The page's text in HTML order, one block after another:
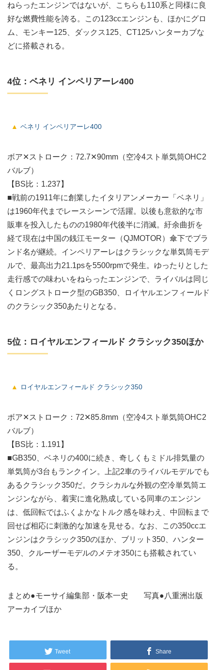
ねらったエンジンではないが、こちらも110系と同様に良
好な燃費性能を誇る。この123ccエンジンも、ほかにグロ
ム、モンキー125、ダックス125、CT125ハンターカブな
どに搭載される。
4位：ベネリ インペリアーレ400
ベネリ インペリアーレ400
ボア✕ストローク：72.7✕90mm（空冷4スト単気筒OHC2
バルブ）
【BS比：1.237】
■戦前の1911年に創業したイタリアンメーカー「ベネリ」
は1960年代までレースシーンで活躍。以後も意欲的な市
販車を投入したものの1980年代後半に消滅。紆余曲折を
経て現在は中国の銭江モーター（QJMOTOR）傘下でブラ
ンド名が継続。インペリアーレはクラシックな単気筒モデ
ルで、最高出力21.1psを5500rpmで発生。ゆったりとした
走行感での味わいをねらったエンジンで、ライバルは同じ
くロングストローク型のGB350、ロイヤルエンフィールド
のクラシック350あたりとなる。
5位：ロイヤルエンフィールド クラシック350ほか
ロイヤルエンフィールド クラシック350
ボア✕ストローク：72✕85.8mm（空冷4スト単気筒OHC2
バルブ）
【BS比：1.191】
■GB350、ベネリの400に続き、奇しくもミドル排気量の
単気筒が3台もランクイン。上記2車のライバルモデルでも
あるクラシック350だ。クラシカルな外観の空冷単気筒エ
ンジンながら、着実に進化熟成している同車のエンジン
は、低回転ではふくよかなトルク感を味わえ、中回転まで
回せば相応に刺激的な加速を見せる。なお、この350ccエ
ンジンはクラシック350のほか、ブリット350、ハンター
350、クルーザーモデルのメテオ350にも搭載されてい
る。
まとめ●モーサイ編集部・阪本一史 写真●八重洲出版
アーカイブほか
Tweet Share